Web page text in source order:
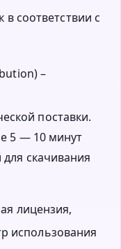
соответствии с
–
поставки.
5 — 10 минут
скачивания
лицензия,
использования